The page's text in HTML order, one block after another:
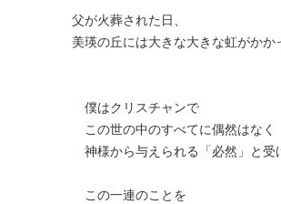
父が火葬された日、
美瑛の丘には大きな大きな虹がかか
僕はクリスチャンで
この世の中のすべてに偶然はなく
神様から与えられる「必然」と受
この一連のことを